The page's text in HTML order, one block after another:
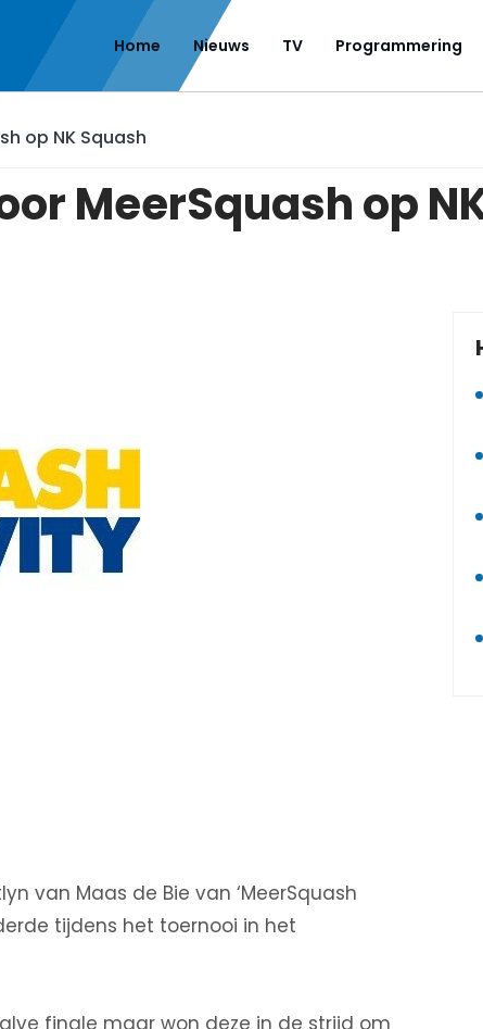
Home Nieuws TV Programmering
op NK Squash
MeerSquash op
van Maas de Bie van ‘MeerSquash
tijdens het toernooi in het
finale maar won deze in de strijd om